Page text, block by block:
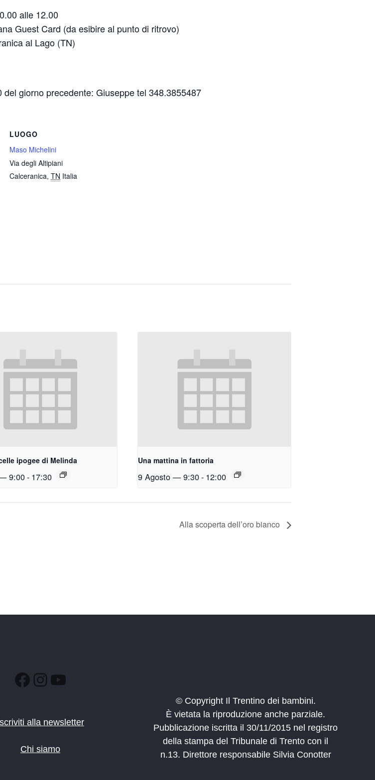
alle 12.00
Guest Card (da esibire al punto di ritrovo)
al Lago (TN)
giorno precedente: Giuseppe tel 348.3855487
LUOGO
Maso Michelini
Via degli Altipiani
Calceranica, TN Italia
ipogee di Melinda
9:00- 17:30
Una mattina in fattoria
9 Agosto — 9:30- 12:00
Alla scoperta dell’oro bianco
Facebook
Instagram
YouTube
alla newsletter
Chi siamo
© Copyright Il Trentino dei bambini.
È vietata la riproduzione anche parziale.
Pubblicazione iscritta il 30/11/2015 nel registro
della stampa del Tribunale di Trento con il
n.13. Direttore responsabile Silvia Conotter